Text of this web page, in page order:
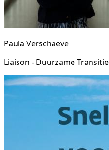
Paula Verschaeve
Liaison - Duurzame Transitie